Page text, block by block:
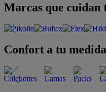
Marcas que cuidan
Confort a tu medida